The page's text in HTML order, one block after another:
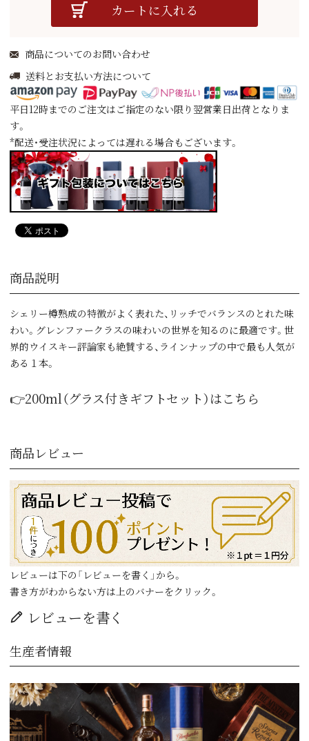
カートに入れる
商品についてのお問い合わせ
送料とお支払い方法について
平日12時までのご注文はご指定のない限り翌営業日出荷となりま
す。
*配送・受注状況によっては遅れる場合もございます。
商品説明
シェリー樽熟成の特徴がよく表れた、リッチでバランスのとれた味
わい。グレンファークラスの味わいの世界を知るのに最適です。世
界的ウイスキー評論家も絶賛する、ラインナップの中で最も人気が
ある１本。
👉200ml（グラス付きギフトセット）はこちら
商品レビュー
レビューは下の「レビューを書く」から。
書き方がわからない方は上のバナーをクリック。
レビューを書く
生産者情報